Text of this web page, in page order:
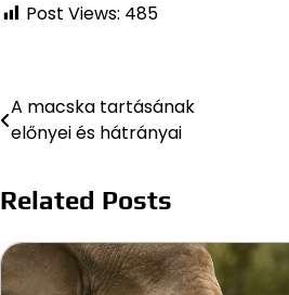
Post Views: 485
Bejegyzés
navigáció
A macska tartásának
előnyei és hátrányai
Related Posts